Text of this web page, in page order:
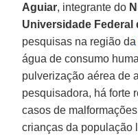
Aguiar, integrante do
Universidade Federal
pesquisas na região
água de consumo
pulverização aérea de
pesquisadora, há forte
casos de
crianças da população